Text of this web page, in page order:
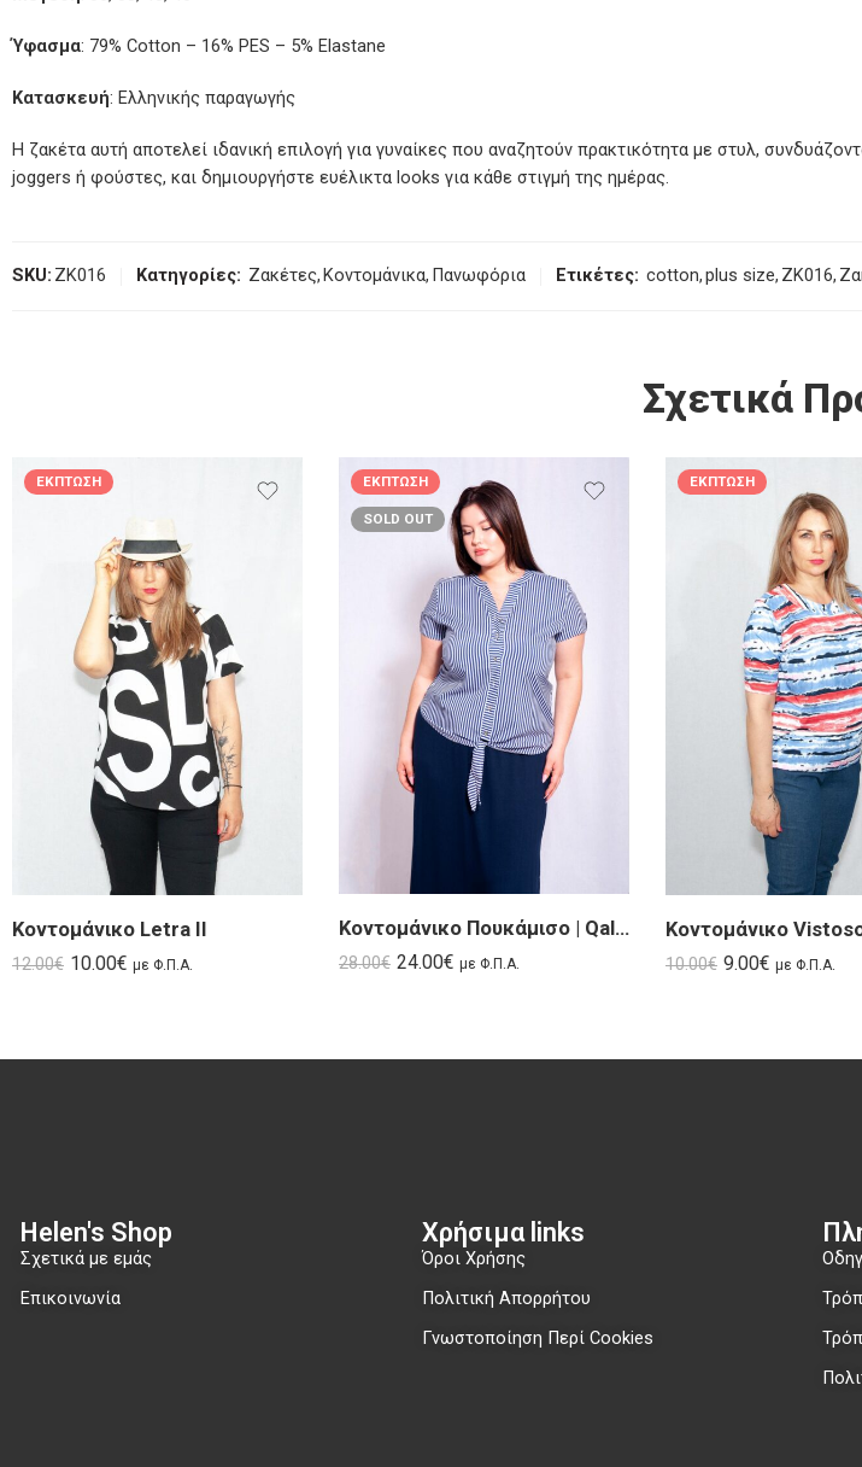
Ύφασμα: 79% Cotton – 16% PES – 5% Elastane
Κατασκευή: Ελληνικής παραγωγής
Η ζακέτα αυτή αποτελεί ιδανική επιλογή για γυναίκες που αναζητούν πρακτικότητα με στυλ,
joggers ή φούστες, και δημιουργήστε ευέλικτα looks για κάθε στιγμή της ημέρας.
SKU: ZK016 Κατηγορίες: Ζακέτες, Κοντομάνικα, Πανωφόρια Ετικέτες: cotton,plus size, ZK016,
Σχετικά
ΈΚΠΤΩΣΗ
Κοντομάνικο Letra II
12.00€ 10.00€ με Φ.Π.Α.
ΈΚΠΤΩΣΗ
SOLD OUT
Κοντομάνικο Πουκάμισο | Qalik SS25
28.00€ 24.00€ με Φ.Π.Α.
ΈΚΠΤΩΣΗ
Κοντομάνικο
10.00€ 9.00€ με Φ.Π.Α.
Helen's Shop
Σχετικά με εμάς
Επικοινωνία
Χρήσιμα links​
Όροι Χρήσης
Πολιτική Απορρήτου
Γνωστοποίηση Περί Cookies